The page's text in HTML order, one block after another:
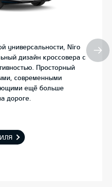
универсальности, Niro
дизайн кроссовера с
Просторный
современными
ещё больше
дороге.